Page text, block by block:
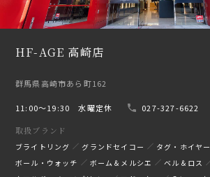
HF-AGE 高崎店
群馬県高崎市あら町162
11:00〜19:30 水曜定休
027-327-6622
取扱ブランド
ブライトリング グランドセイコー
タグ・ホイヤー
ボール・ウォッチ
ボーム＆メルシエ
ベル＆ロス